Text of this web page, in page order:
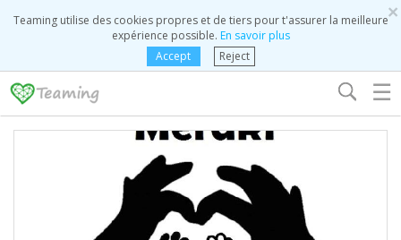
×
Teaming utilise des cookies propres et de tiers pour t'assurer la meilleure
expérience possible. En savoir plus
Accept
Reject
☰